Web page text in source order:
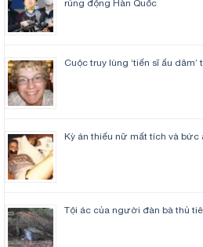
rúng động Hàn Quốc
Cuộc truy lùng ‘tiến sĩ ấu
Kỳ án thiếu nữ mất tích và bức
Tội ác của người đàn bà thủ